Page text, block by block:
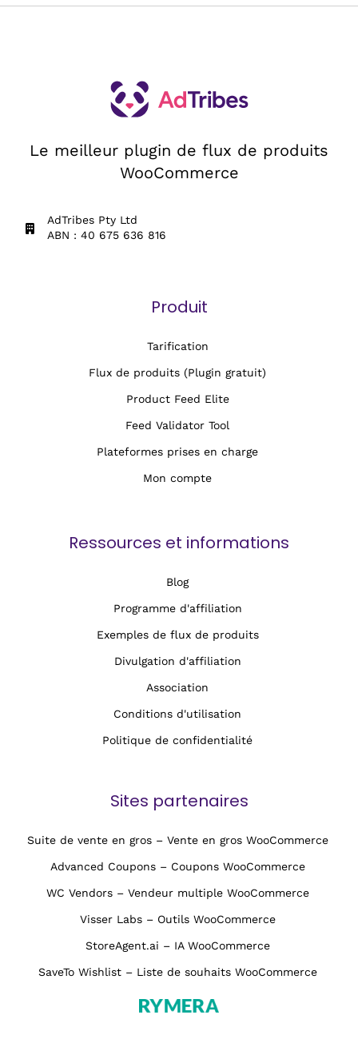
Le meilleur plugin de flux de produits
WooCommerce
AdTribes Pty Ltd
ABN : 40 675 636 816
Produit
Tarification
Flux de produits (Plugin gratuit)
Product Feed Elite
Feed Validator Tool
Plateformes prises en charge
Mon compte
Ressources et informations
Blog
Programme d'affiliation
Exemples de flux de produits
Divulgation d'affiliation
Association
Conditions d'utilisation
Politique de confidentialité
Sites partenaires
Suite de vente en gros – Vente en gros WooCommerce
Advanced Coupons – Coupons WooCommerce
WC Vendors – Vendeur multiple WooCommerce
Visser Labs – Outils WooCommerce
StoreAgent.ai – IA WooCommerce
SaveTo Wishlist – Liste de souhaits WooCommerce